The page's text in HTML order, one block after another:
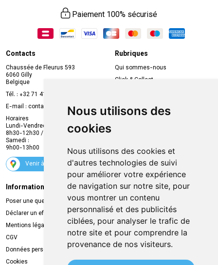
Nous utilisons des
cookies
Nous utilisons des cookies et
d'autres technologies de suivi
pour améliorer votre expérience
de navigation sur notre site, pour
vous montrer un contenu
personnalisé et des publicités
ciblées, pour analyser le trafic de
notre site et pour comprendre la
provenance de nos visiteurs.
Paiement 100% sécurisé
Contacts
Chaussée de Fleurus 593
6060 Gilly
Belgique
Tél. : +32 71 41 32 10
E-mail : contact
mvapharma.be
Horaires
Lundi-Vendredi :
8h30-12h30 / 13h30-18h30
Samedi :
9h00-13h00
Venir à la pharmacie
Rubriques
Qui sommes-nous
Click & Collect
Compte professionnel
Envoi d’ordonnance
Suivez-nous
Informations légales
Poser une question
Déclarer un effet indésirable
Mentions légales
CGV
Données personnelles
Cookies
Livraison
Retrait à la pharmacie
Livraison chez vous
Livraison dans un Point Relais